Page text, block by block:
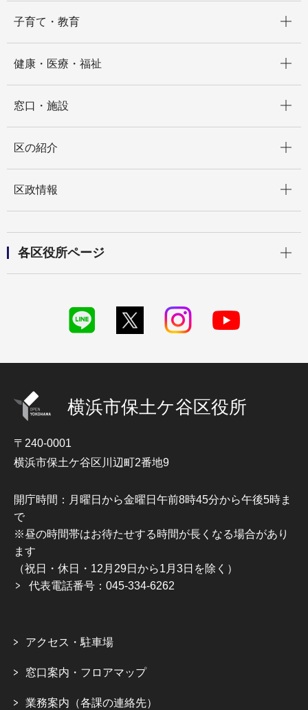
子育て・教育
健康・医療・福祉
窓口・施設
区の紹介
区政情報
各区役所ページ
横浜市保土ケ谷区役所
〒240-0001
横浜市保土ケ谷区川辺町2番地9
開庁時間：月曜日から金曜日午前8時45分から午後5時ま
で
※昼の時間帯はお待たせする時間が長くなる場合があり
ます
（祝日・休日・12月29日から1月3日を除く）
代表電話番号：045-334-6262
アクセス・駐車場
窓口案内・フロアマップ
業務案内（各課の連絡先）